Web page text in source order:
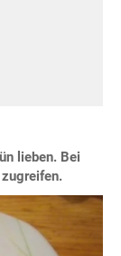
lieben. Bei